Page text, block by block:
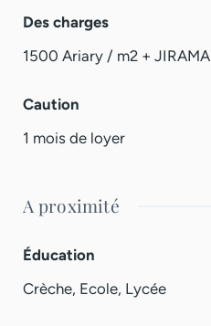
Des charges
1500 Ariary / m2 + JIRAMA
Caution
1 mois de loyer
A proximité
Éducation
Crèche, Ecole, Lycée